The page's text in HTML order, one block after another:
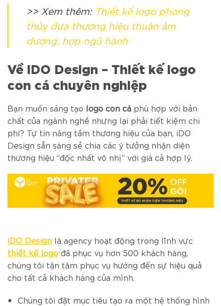
>> Xem thêm: Thiết kế logo phong
thủy đưa thương hiệu thuận âm
dương, hợp ngũ hành
Về iDO Design – Thiết kế logo
con cá chuyên nghiệp
Bạn muốn sáng tạo logo con cá phù hợp với bản
chất của ngành nghề nhưng lại phải tiết kiệm chi
phí? Tự tin nâng tầm thương hiệu của bạn, iDO
Design sẵn sàng sẻ chia các ý tưởng nhận diện
thương hiệu “độc nhất vô nhị” với giá cả hợp lý.
iDO Design là agency hoạt động trong lĩnh vực
thiết kế logo đã phục vụ hơn 500 khách hàng,
chúng tôi tận tâm phục vụ hướng đến sự hiệu quả
cho tất cả khách hàng của mình.
Chúng tôi đặt mục tiêu tạo ra một hệ thống hình